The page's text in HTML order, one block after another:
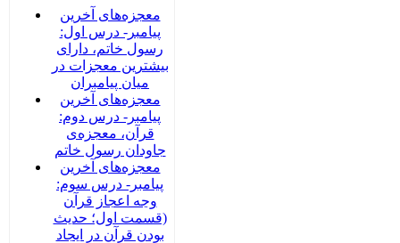
معجزه‌های آخرین
پیامبر- درس اول:
رسول خاتم، دارای
بیشترین معجزات در
میان پیامبران
معجزه‌های آخرین
پیامبر- درس دوم:
قرآن، معجزه‌ی
جاودان رسول خاتم
معجزه‌های آخرین
پیامبر- درس سوم:
وجه اعجاز قرآن
(قسمت اول؛ حدیث
بودن قرآن در ایجاد